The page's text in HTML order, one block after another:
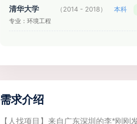
清华大学 （2014 - 2018） 本科
专业：环境工程
需求介绍
【人找项目】来自广东深圳的李*刚